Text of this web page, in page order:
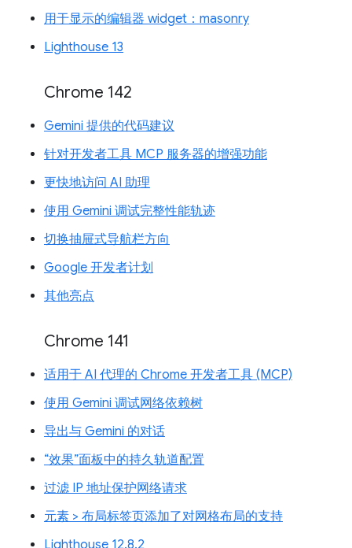
用于显示的编辑器 widget：masonry
Lighthouse 13
Chrome 142
Gemini 提供的代码建议
针对开发者工具 MCP 服务器的增强功能
更快地访问 AI 助理
使用 Gemini 调试完整性能轨迹
切换抽屉式导航栏方向
Google 开发者计划
其他亮点
Chrome 141
适用于 AI 代理的 Chrome 开发者工具 (MCP)
使用 Gemini 调试网络依赖树
导出与 Gemini 的对话
“效果”面板中的持久轨道配置
过滤 IP 地址保护网络请求
元素 > 布局标签页添加了对网格布局的支持